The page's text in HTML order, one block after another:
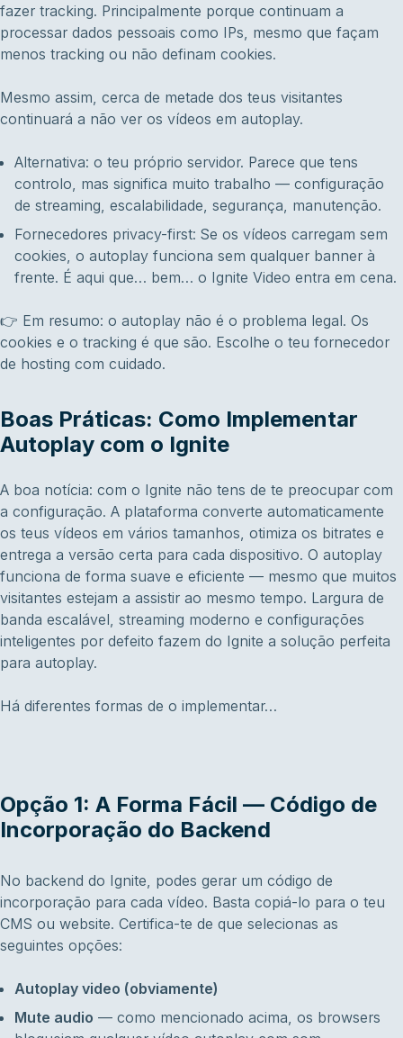
fazer tracking. Principalmente porque continuam a
processar dados pessoais como IPs, mesmo que façam
menos tracking ou não definam cookies.
Mesmo assim, cerca de metade dos teus visitantes
continuará a não ver os vídeos em autoplay.
Alternativa: o teu próprio servidor. Parece que tens
controlo, mas significa muito trabalho — configuração
de streaming, escalabilidade, segurança, manutenção.
Fornecedores privacy-first: Se os vídeos carregam sem
cookies, o autoplay funciona sem qualquer banner à
frente. É aqui que… bem… o Ignite Video entra em cena.
👉 Em resumo: o autoplay não é o problema legal. Os
cookies e o tracking é que são. Escolhe o teu fornecedor
de hosting com cuidado.
Boas Práticas: Como Implementar
Autoplay com o Ignite
A boa notícia: com o Ignite não tens de te preocupar com
a configuração. A plataforma converte automaticamente
os teus vídeos em vários tamanhos, otimiza os bitrates e
entrega a versão certa para cada dispositivo. O autoplay
funciona de forma suave e eficiente — mesmo que muitos
visitantes estejam a assistir ao mesmo tempo. Largura de
banda escalável, streaming moderno e configurações
inteligentes por defeito fazem do Ignite a solução perfeita
para autoplay.
Há diferentes formas de o implementar…
Opção 1: A Forma Fácil — Código de
Incorporação do Backend
No backend do Ignite, podes gerar um código de
incorporação para cada vídeo. Basta copiá-lo para o teu
CMS ou website. Certifica-te de que selecionas as
seguintes opções:
Autoplay video (obviamente)
Mute audio — como mencionado acima, os browsers